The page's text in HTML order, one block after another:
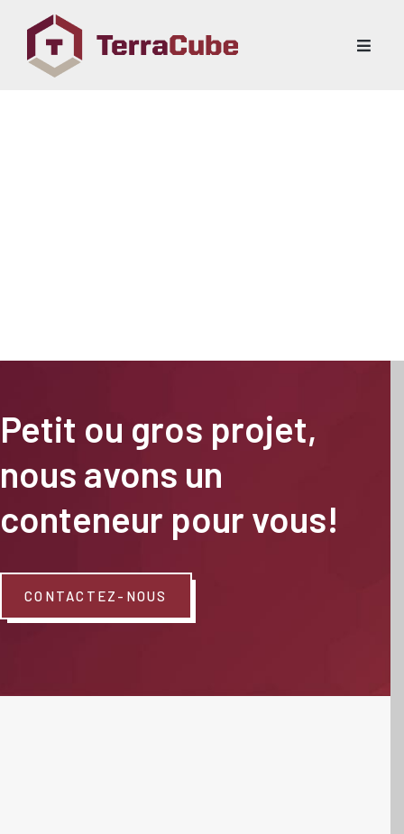
Petit ou gros projet,
nous avons un
conteneur pour vous!
CONTACTEZ-NOUS